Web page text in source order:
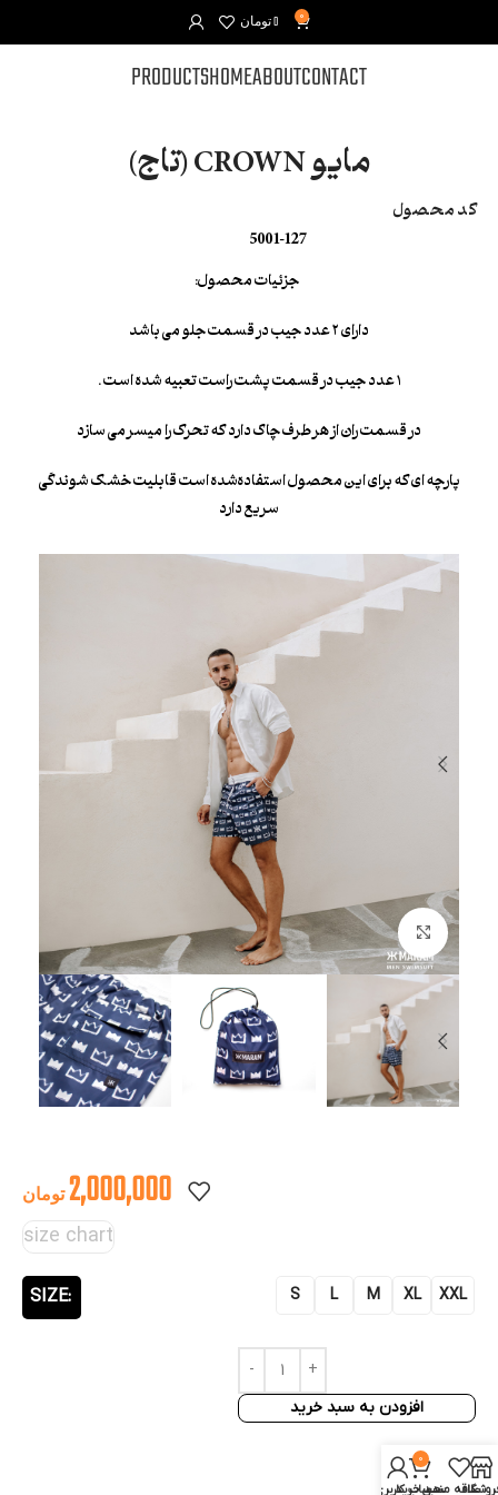
0
0 تومان
CONTACT
ABOUT
HOME
PRODUCTS
مایو CROWN (تاج)
کد محصول
5001-127
جزئیات محصول:
دارای ۲ عدد جیب در قسمت جلو می باشد
۱ عدد جیب در قسمت پشت راست تعبیه شده است .
در قسمت ران از هر طرف چاک دارد که تحرک را میسر می سازد
پارچه ای که برای این محصول استفاده‌شده است قابلیت خشک شوندگی
سریع دارد
بزرگنمایی تصویر
2,000,000 تومان
size chart
SIZE S L M XL XXL
افزودن به سبد خرید
علاقه مندی
0
سبد خرید
حساب کاربری من